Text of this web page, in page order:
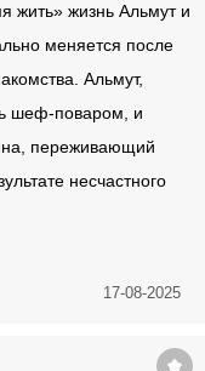
жить» жизнь Альмут и
меняется после
Альмут,
шеф-поваром, и
переживающий
несчастного
17-08-2025